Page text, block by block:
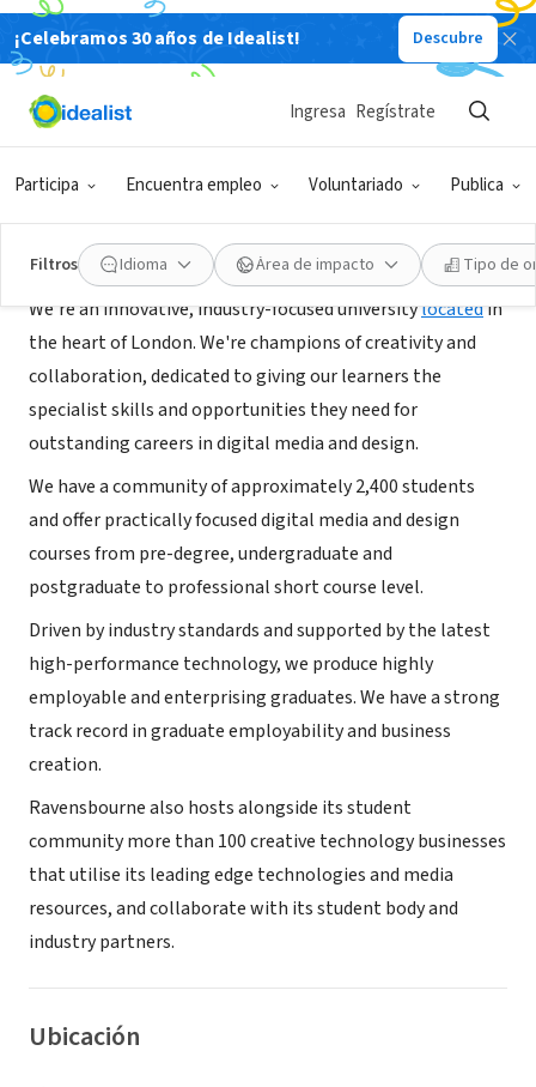
¡Celebramos 30 años de Idealist! Descubre
Participa Encuentra empleo Voluntariado Publica
Ingresa Regístrate
Filtros Idioma Área de impacto Tipo de
ORGANIZACIÓN SIN FIN DE LUCRO
Masters in Design
Acerca de
We're an innovative, industry-focused universitylocatedin
the heart of London. We're champions of creativity and
collaboration, dedicated to giving our learners the
specialist skills and opportunities they need for
outstanding careers in digital media and design.
We have a community of approximately 2,400 students
and offer practically focused digital media and design
courses from pre-degree, undergraduate and
postgraduate to professional short course level.
Driven by industry standards and supported by the latest
high-performance technology, we produce highly
employable and enterprising graduates. We have a strong
track record in graduate employability and business
creation.
Ravensbourne also hosts alongside its student
community more than 100 creative technology businesses
that utilise its leading edge technologies and media
resources, and collaborate with its student body and
industry partners.
Ubicación